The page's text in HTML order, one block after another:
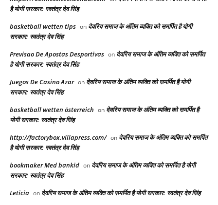
है योगी सरकार: स्वतंत्र देव सिंह
basketball wetten tips on देवरिय समाज के अंतिम व्यक्ति को समर्पित है योगी
सरकार: स्वतंत्र देव सिंह
Previsao De Apostas Desportivas on देवरिय समाज के अंतिम व्यक्ति को समर्पित
है योगी सरकार: स्वतंत्र देव सिंह
Juegos De Casino Azar on देवरिय समाज के अंतिम व्यक्ति को समर्पित है योगी
सरकार: स्वतंत्र देव सिंह
basketball wetten österreich on देवरिय समाज के अंतिम व्यक्ति को समर्पित है
योगी सरकार: स्वतंत्र देव सिंह
http://factorybox.villapress.com/ on देवरिय समाज के अंतिम व्यक्ति को समर्पित
है योगी सरकार: स्वतंत्र देव सिंह
bookmaker Med bankid on देवरिय समाज के अंतिम व्यक्ति को समर्पित है योगी
सरकार: स्वतंत्र देव सिंह
Leticia on देवरिय समाज के अंतिम व्यक्ति को समर्पित है योगी सरकार: स्वतंत्र देव सिंह